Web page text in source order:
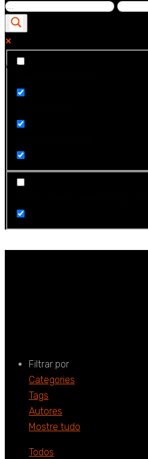
Ver...
Filtrar por
Categories
Tags
Autores
Mostre tudo
Todos